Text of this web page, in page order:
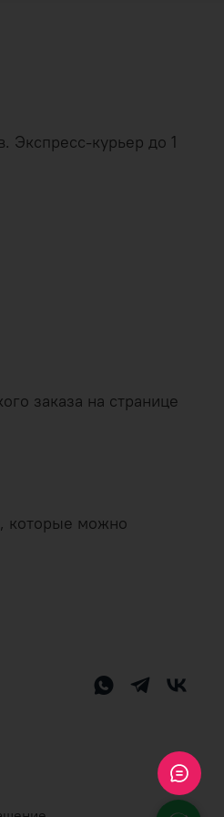
Экспресс-курьер до 1
заказа на странице
которые можно